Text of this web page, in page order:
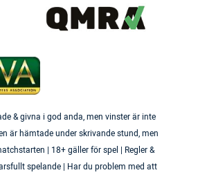
& givna i god anda, men vinster är inte
är hämtade under skrivande stund, men
| 18+ gäller för spel | Regler &
spelande | Har du problem med att